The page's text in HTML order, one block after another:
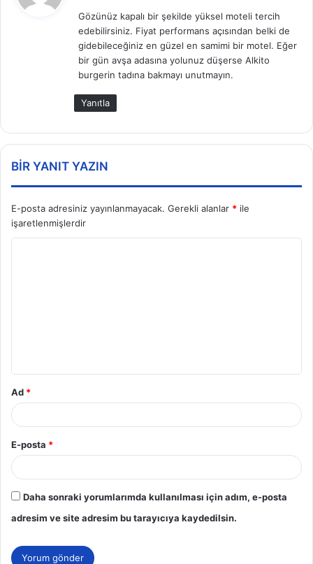
i
k
i
:
Gözünüz kapalı bir şekilde yüksel moteli tercih
edebilirsiniz. Fiyat performans açısından belki de
gidebileceğiniz en güzel en samimi bir motel. Eğer
bir gün avşa adasına yolunuz düşerse Alkito
burgerin tadına bakmayı unutmayın.
Yanıtla
BIR YANIT YAZIN
E-posta adresiniz yayınlanmayacak. Gerekli alanlar * ile
işaretlenmişlerdir
Ad *
E-posta *
Daha sonraki yorumlarımda kullanılması için adım, e-posta
adresim ve site adresim bu tarayıcıya kaydedilsin.